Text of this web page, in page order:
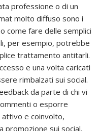
professione o di un
molto diffuso sono i
come fare delle semplici
per esempio, potrebbe
trattamento antitarli.
e una volta caricati
rimbalzati sui social.
da parte di chi vi
o esporre
e coinvolto,
promozione sui social.